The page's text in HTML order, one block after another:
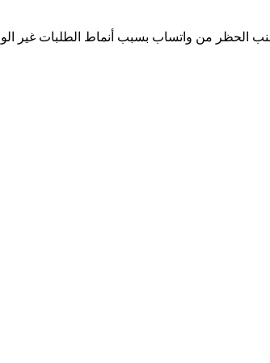
الحظر من واتساب بسبب أنماط الطلبات غير